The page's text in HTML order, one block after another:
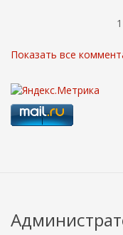
Показать все